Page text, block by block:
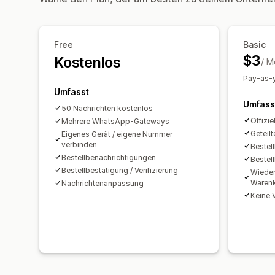
Free
Kostenlos
Umfasst
50 Nachrichten kostenlos
Mehrere WhatsApp-Gateways
Eigenes Gerät / eigene Nummer
verbinden
Bestellbenachrichtigungen
Bestellbestätigung / Verifizierung
Nachrichtenanpassung
Basic
$3/
Pay-as-
Keine